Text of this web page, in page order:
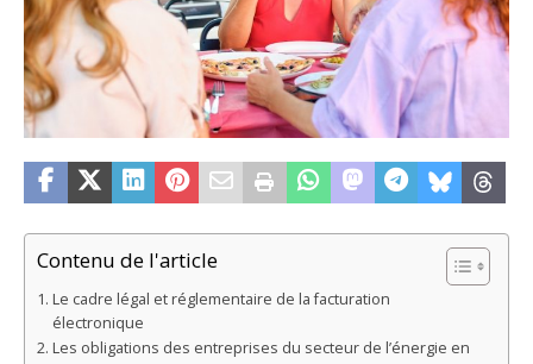
Contenu de l'article
Le cadre légal et réglementaire de la facturation
électronique
Les obligations des entreprises du secteur de l’énergie en